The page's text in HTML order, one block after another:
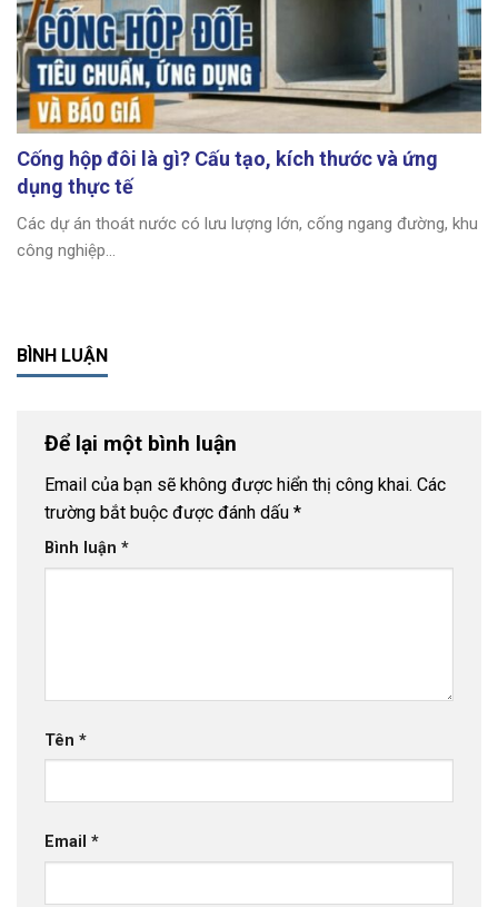
Cống hộp đôi là gì? Cấu tạo, kích thước và ứng
dụng thực tế
Các dự án thoát nước có lưu lượng lớn, cống ngang đường, khu
công nghiệp...
BÌNH LUẬN
Để lại một bình luận
Email của bạn sẽ không được hiển thị công khai. Các
trường bắt buộc được đánh dấu *
Bình luận *
Tên *
Email *